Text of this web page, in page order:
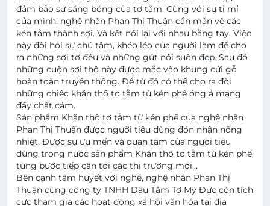
đảm bảo sự sáng bóng của tơ tằm. Cùng với sự tỉ mỉ
của mình, nghệ nhân Phan Thị Thuận cần mẫn vê các
kén tằm thành sợi. Và kết nối lại với nhau bằng tay. Việc
này đòi hỏi sự chú tâm, khéo léo của người làm để cho
ra những sợi tơ đều và những gút nối suôn đẹp. Sau đó
những cuộn sợi thô này được mắc vào khung cửi gỗ
hoàn toàn truyền thống. Để từ đó có thể cho ra đời
những chiếc khăn thô tơ tằm từ kén phế óng ả mang
đầy chất cảm.
Sản phẩm Khăn thô tơ tằm từ kén phế của nghệ nhân
Phan Thị Thuận được người tiêu dùng đón nhận nồng
nhiệt. Được sự ưu mến và quan tâm của người tiêu
dùng trong nước sản phẩm Khăn thô tơ tằm từ kén phế
từng bước tiếp cận tới các thị trường mới…
Bên cạnh tâm huyết với nghề, nghệ nhân Phan Thị
Thuận cùng công ty TNHH Dâu Tằm Tơ Mỹ Đức còn tích
cực tham gia các hoạt động xã hội văn hóa tại địa